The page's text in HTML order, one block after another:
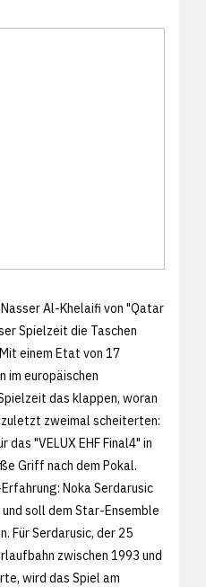
Al-Khelaifi von "Qatar
Spielzeit die Taschen
einem Etat von 17
im europäischen
das klappen, woran
zweimal scheiterten:
"VELUX EHF Final4" in
Griff nach dem Pokal.
Noka Serdarusic
soll dem Star-Ensemble
Für Serdarusic, der 25
zwischen 1993 und
wird das Spiel am